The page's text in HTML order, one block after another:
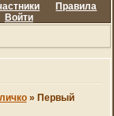
Правила
Войти
» Первый